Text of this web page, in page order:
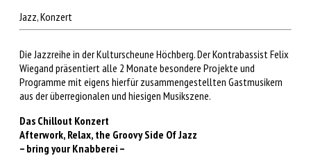
Jazz, Konzert
Die Jazzreihe in der Kulturscheune Höchberg. Der Kontrabassist Felix
Wiegand präsentiert alle 2 Monate besondere Projekte und
Programme mit eigens hierfür zusammengestellten Gastmusikern
aus der überregionalen und hiesigen Musikszene.
Das Chillout Konzert
Afterwork, Relax, the Groovy Side Of Jazz
– bring your Knabberei –